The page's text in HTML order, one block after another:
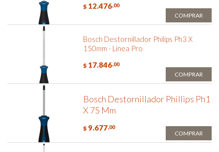
$ 12.476,00
COMPRAR
Bosch Destornillador Philips Ph3 X
150mm - Linea Pro
$ 17.846,00
COMPRAR
Bosch Destornillador Phillips Ph1
X 75 Mm
$ 9.677,00
COMPRAR